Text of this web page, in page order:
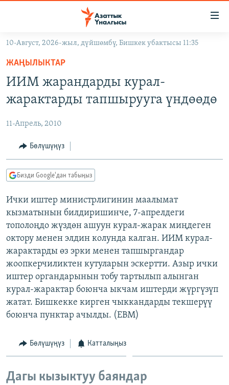
Навигацияга
өтүңүз
Издөөгө
салыңыз
ЭКОНОМИКА
МАДАНИЯТ
БОРБОР АЗИЯ
УКРАИНА
АТАЙЫН ИЛИКТӨӨ
ТВ ПРОГРАММАЛАР
ЭКСПЕРТТЕР ТАЛДАЙТ
БИЗ ЖАНА ДҮЙНӨ
ЭЖЕ-СИҢДИЛЕР
АЗАТТЫК+
ЫҢГАЙСЫЗ СУРООЛОР
ӨЗГӨЧӨ ПИКИР
Русский
ОНЛАЙН ШЕРИНЕ
ЭЕ/АРнун бардык сайттары
10-Август, 2026-жыл, дүйшөмбү, Бишкек убактысы 11:35
ЖАҢЫЛЫКТАР
ИИМ жарандарды курал-
жарактарды тапшырууга үндөөдө
11-Апрель, 2010
Бөлүшүңүз
Бизди Google'дан табыңыз
Ички иштер министрлигинин маалымат
кызматынын билдиришинче, 7-апрелдеги
тополоңдо жүздөн ашуун курал-жарак миңдеген
октору менен элдин колунда калган. ИИМ курал-
жарактарды өз эрки менен тапшыргандар
жоопкерчиликтен кутуларын эскертти. Азыр ички
иштер органдарынын тобу тартылып алынган
курал-жарактар боюнча ыкчам иштерди жүргүзүп
жатат. Бишкекке кирген чыккандарды текшерүү
боюнча пунктар ачылды. (EBM)
Бөлүшүңүз Катталыңыз
Дагы кызыктуу баяндар